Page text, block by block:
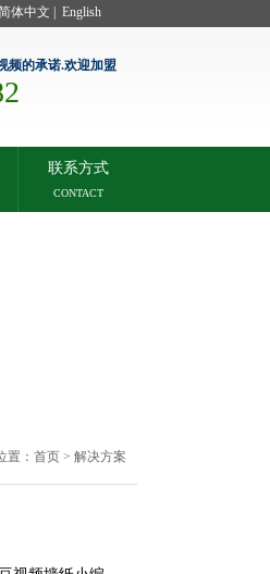
体中文 English
频的承诺.欢迎加盟
联系方式
CONTACT
： 首页 > 解决方案